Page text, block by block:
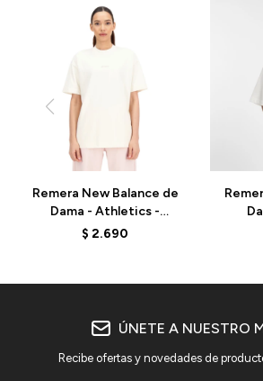
Remera New Balance de
Dama - Athletics -
WT33557GIE - BEIGE
$ 2.690
ÚNETE A NUESTRO
Recibe ofertas y novedades de